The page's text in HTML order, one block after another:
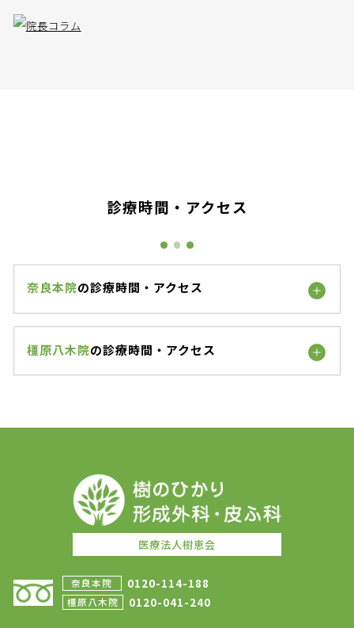
診療時間・アクセス
奈良本院の診療時間・アクセス
橿原八木院の診療時間・アクセス
医療法人樹恵会
奈良本院 0120-114-188
橿原八木院 0120-041-240